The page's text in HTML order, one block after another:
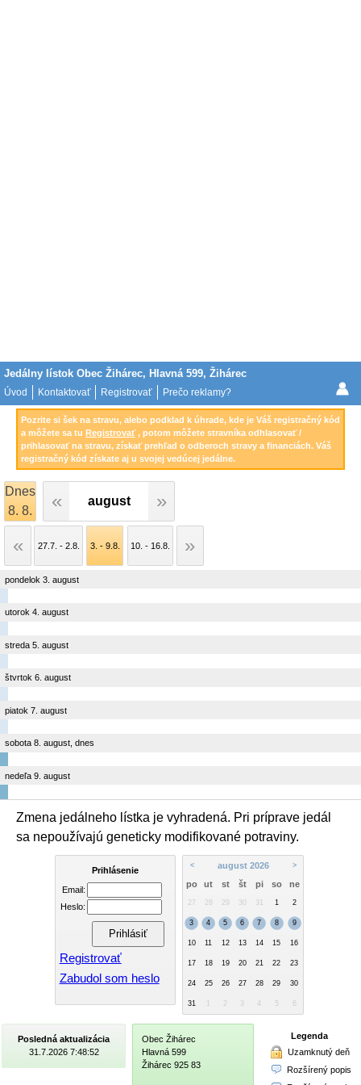
Jedálny lístok Obec Žihárec, Hlavná 599, Žihárec
Úvod Kontaktovať Registrovať Prečo reklamy?
Pozrite si šek na stravu, alebo podklad k úhrade, kde je Váš registračný kód
a môžete sa tu Registrovať, potom môžete stravníka odhlasovať /
prihlasovať na stravu, získať prehľad o odberoch stravy a financiách. Váš
registračný kód získate aj u svojej vedúcej jedálne.
Dnes
8. 8.
august
27.7. - 2.8. 3. - 9.8. 10. - 16.8.
pondelok 3. august
utorok 4. august
streda 5. august
štvrtok 6. august
piatok 7. august
sobota 8. august, dnes
nedeľa 9. august
Zmena jedálneho lístka je vyhradená. Pri príprave jedál
sa nepoužívajú geneticky modifikované potraviny.
Prihlásenie
Email:
Heslo:
Registrovať
Zabudol som heslo
< august 2026 >
po ut st št pi so ne
27 28 29 30 31 1 2
3 4 5 6 7 8 9
10 11 12 13 14 15 16
17 18 19 20 21 22 23
24 25 26 27 28 29 30
31 2 3 4 5 6
Posledná aktualizácia
31.7.2026 7:48:52
Obec Žihárec
Hlavná 599
Žihárec 925 83
Legenda
Uzamknutý deň
Rozšírený popis